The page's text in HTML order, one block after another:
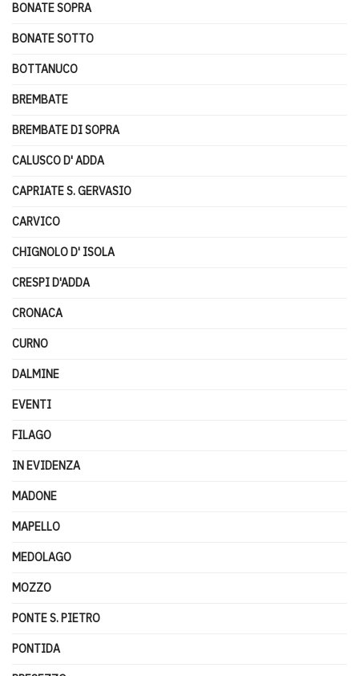
BONATE SOPRA
BONATE SOTTO
BOTTANUCO
BREMBATE
BREMBATE DI SOPRA
CALUSCO D' ADDA
CAPRIATE S. GERVASIO
CARVICO
CHIGNOLO D' ISOLA
CRESPI D'ADDA
CRONACA
CURNO
DALMINE
EVENTI
FILAGO
IN EVIDENZA
MADONE
MAPELLO
MEDOLAGO
MOZZO
PONTE S. PIETRO
PONTIDA